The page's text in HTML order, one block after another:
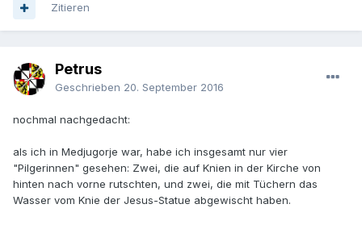
Zitieren
Petrus
Geschrieben 20. September 2016
nochmal nachgedacht:
als ich in Medjugorje war, habe ich insgesamt nur vier
"Pilgerinnen" gesehen: Zwei, die auf Knien in der Kirche von
hinten nach vorne rutschten, und zwei, die mit Tüchern das
Wasser vom Knie der Jesus-Statue abgewischt haben.